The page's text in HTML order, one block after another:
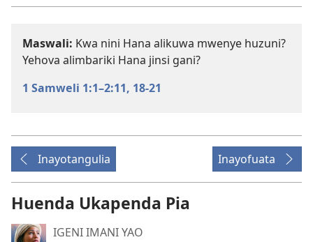
Maswali: Kwa nini Hana alikuwa mwenye huzuni?
Yehova alimbariki Hana jinsi gani?
1 Samweli 1:1–2:11, 18-21
Inayotangulia Inayofuata
Huenda Ukapenda Pia
IGENI IMANI YAO